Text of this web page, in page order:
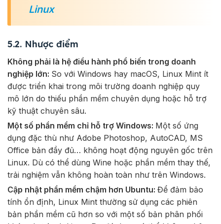
Linux
5.2. Nhược điểm
Không phải là hệ điều hành phổ biến trong doanh
nghiệp lớn: So với Windows hay macOS, Linux Mint ít
được triển khai trong môi trường doanh nghiệp quy
mô lớn do thiếu phần mềm chuyên dụng hoặc hỗ trợ
kỹ thuật chuyên sâu.
Một số phần mềm chỉ hỗ trợ Windows: Một số ứng
dụng đặc thù như Adobe Photoshop, AutoCAD, MS
Office bản đầy đủ… không hoạt động nguyên gốc trên
Linux. Dù có thể dùng Wine hoặc phần mềm thay thế,
trải nghiệm vẫn không hoàn toàn như trên Windows.
Cập nhật phần mềm chậm hơn Ubuntu: Để đảm bảo
tính ổn định, Linux Mint thường sử dụng các phiên
bản phần mềm cũ hơn so với một số bản phân phối